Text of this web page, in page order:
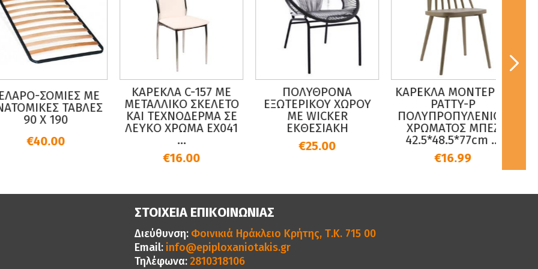
ΣΟΜΙΕΣ ΜΕ
ΤΑΒΛΕΣ
90 X 190
€40.00
ΚΑΡΕΚΛΑ C-157 ΜΕ
ΜΕΤΑΛΛΙΚΟ ΣΚΕΛΕΤΟ
KAI TΕΧΝΟΔΕΡΜΑ ΣΕ
ΛΕΥΚΟ ΧΡΩΜΑ EX041
€16.00
ΠΟΛΥΘΡΟΝΑ
ΕΞΩΤΕΡΙΚΟΥ ΧΩΡΟΥ
ΜΕ WICKER
ΕΚΘΕΣΙΑΚΗ
€25.00
ΚΑΡΕΚΛΑ ΜΟΝΤΕΡΝΑ
PATTY-P
ΠΟΛΥΠΡΟΠΥΛΕΝΙΟΥ
ΧΡΩΜΑΤΟΣ ΜΠΕΖ
42.5*48.5*77cm ...
€16.99
ΣΤΟΙΧΕΙΑ ΕΠΙΚΟΙΝΩΝΙΑΣ
Διεύθυνση: Φοινικιά Ηράκλειο Κρήτης, Τ.Κ. 715 00
Email: info@epiploxaniotakis.gr
Τηλέφωνα: 2810318106